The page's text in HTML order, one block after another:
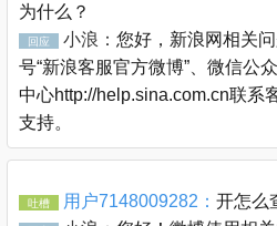
为什么？
回应 小浪： 您好，新浪网相关
号“新浪客服官方微博”、微信公
中心http://help.sina.com.cn联系
支持。
吐槽 用户7148009282： 开怎么